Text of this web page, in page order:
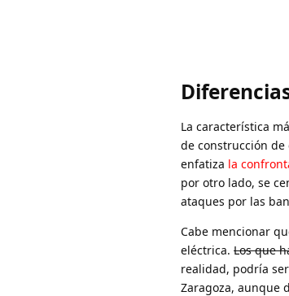
La característica
de construcción
enfatiza la
por otro lado, se
ataques por las
Cabe mencionar
eléctrica. Los que
realidad, podría
Zaragoza, aunque